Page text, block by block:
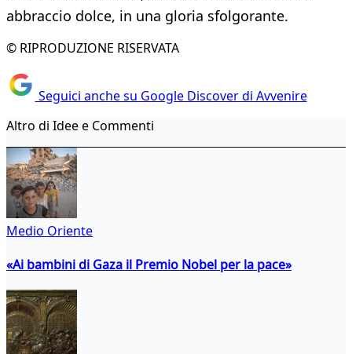
abbraccio dolce, in una gloria sfolgorante.
© RIPRODUZIONE RISERVATA
Seguici anche su Google Discover di Avvenire
Altro di Idee e Commenti
Medio Oriente
«Ai bambini di Gaza il Premio Nobel per la pace»